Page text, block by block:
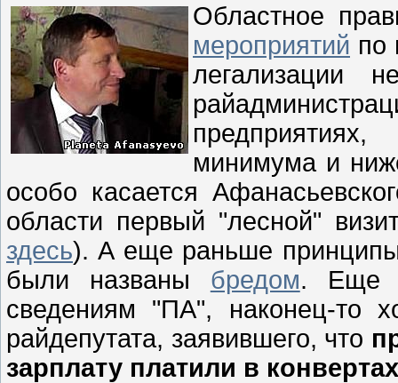
Областное
мероприятий по
легализации
минимума и
особо касается
области первый "лесной"
здесь). А еще раньше
были названы бредом. Еще
сведениям "ПА", наконец-то
райдепутата, заявившего, что
зарплату платили в